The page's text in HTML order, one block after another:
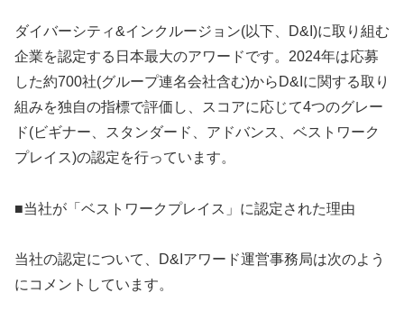
ダイバーシティ&インクルージョン(以下、D&I)に取り組む
企業を認定する日本最大のアワードです。2024年は応募
した約700社(グループ連名会社含む)からD&Iに関する取り
組みを独自の指標で評価し、スコアに応じて4つのグレー
ド(ビギナー、スタンダード、アドバンス、ベストワーク
プレイス)の認定を行っています。
■当社が「ベストワークプレイス」に認定された理由
当社の認定について、D&Iアワード運営事務局は次のよう
にコメントしています。